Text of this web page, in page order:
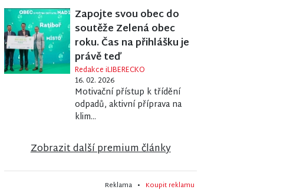
Zapojte svou obec do
soutěže Zelená obec
roku. Čas na přihlášku je
právě teď
Redakce iLIBERECKO
16. 02. 2026
Motivační přístup k třídění
odpadů, aktivní příprava na
klim...
Zobrazit další premium články
Reklama • Koupit reklamu